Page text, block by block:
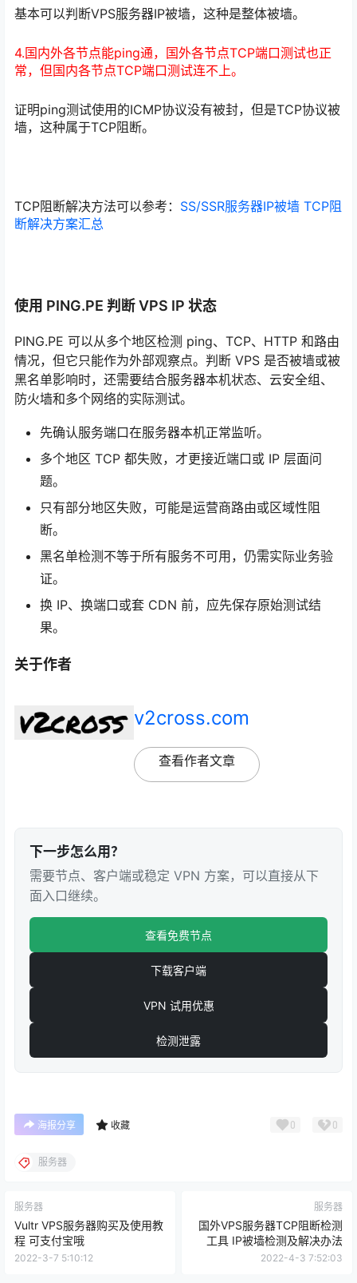
基本可以判断VPS服务器IP被墙，这种是整体被墙。
4.国内外各节点能ping通，国外各节点TCP端口测试也正
常，但国内各节点TCP端口测试连不上。
证明ping测试使用的ICMP协议没有被封，但是TCP协议被
墙，这种属于TCP阻断。
TCP阻断解决方法可以参考： SS/SSR服务器IP被墙 TCP阻
断解决方案汇总
使用 PING.PE 判断 VPS IP 状态
PING.PE 可以从多个地区检测 ping、TCP、HTTP 和路由
情况，但它只能作为外部观察点。判断 VPS 是否被墙或被
黑名单影响时，还需要结合服务器本机状态、云安全组、
防火墙和多个网络的实际测试。
先确认服务端口在服务器本机正常监听。
多个地区 TCP 都失败，才更接近端口或 IP 层面问
题。
只有部分地区失败，可能是运营商路由或区域性阻
断。
黑名单检测不等于所有服务不可用，仍需实际业务验
证。
换 IP、换端口或套 CDN 前，应先保存原始测试结
果。
关于作者
v2cross.com
查看作者文章
下一步怎么用？
需要节点、客户端或稳定 VPN 方案，可以直接从下
面入口继续。
查看免费节点
下载客户端
VPN 试用优惠
检测泄露
海报分享 收藏 0 0
服务器
服务器
Vultr VPS服务器购买及使用教
程 可支付宝哦
2022-3-7 5:10:12
服务器
国外VPS服务器TCP阻断检测
工具 IP被墙检测及解决办法
2022-4-3 7:52:03